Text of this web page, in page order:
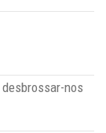
nos